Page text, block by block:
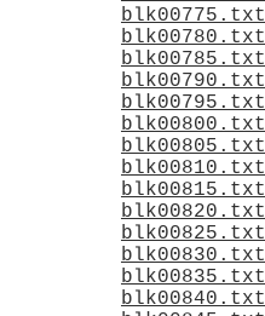
blk00775.txt
blk00780.txt
blk00785.txt
blk00790.txt
blk00795.txt
blk00800.txt
blk00805.txt
blk00810.txt
blk00815.txt
blk00820.txt
blk00825.txt
blk00830.txt
blk00835.txt
blk00840.txt